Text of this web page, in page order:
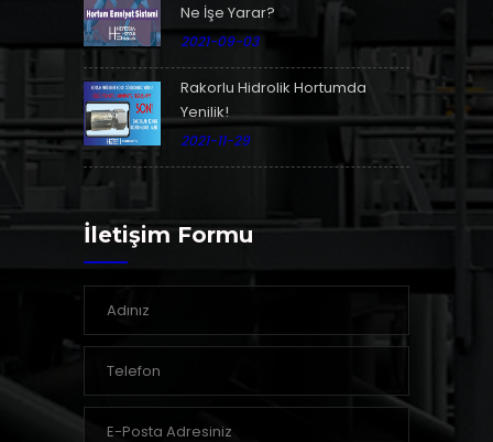
Ne İşe Yarar?
2021-09-03
Rakorlu Hidrolik Hortumda
Yenilik!
2021-11-29
İletişim Formu